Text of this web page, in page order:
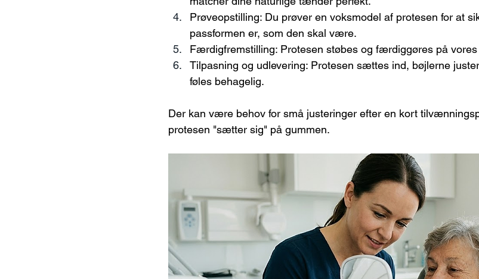
Prøveopstilling: Du prøver en voksmodel af protesen for at
passformen er, som den skal være.
Færdigfremstilling: Protesen støbes og færdiggøres på
Tilpasning og udlevering: Protesen sættes ind, bøjlerne
føles behagelig.
Der kan være behov for små justeringer efter en kort
protesen "sætter sig" på gummen.